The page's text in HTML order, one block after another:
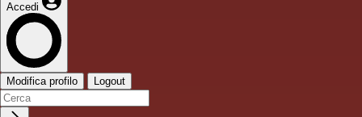
Accedi
Modifica profilo Logout